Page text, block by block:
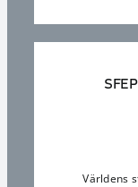
Världens